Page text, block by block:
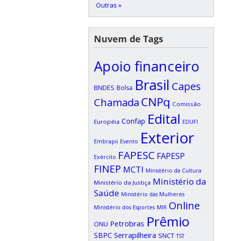
Outras »
Nuvem de Tags
Apoio financeiro
BNDES Bolsa Brasil Capes
Chamada CNPq Comissão
Européia Confap Edital EDUFI
Embrapii Evento Exterior
Exército FAPESC FAPESP
FINEP MCTI Ministério da Cultura
Ministério da Justiça Ministério da
Saúde Ministério das Mulheres
Ministério dos Esportes MIR Online
ONU Petrobras Prêmio
SBPC Serrapilheira SNCT TST